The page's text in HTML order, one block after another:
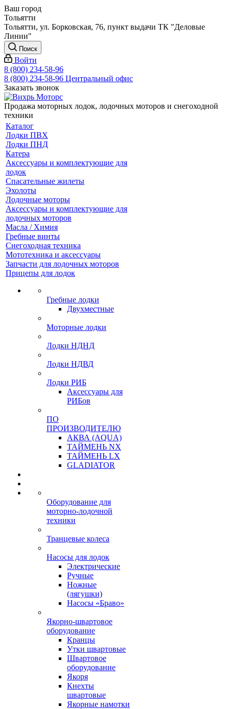
Ваш город
Тольятти
Тольятти, ул. Борковская, 76, пункт выдачи ТК "Деловые
Линии"
Поиск
Войти
8 (800) 234-58-96
8 (800) 234-58-96 Центральный офис
Заказать звонок
Продажа моторных лодок, лодочных моторов и снегоходной
техники
Каталог
Лодки ПВХ
Лодки ПНД
Катера
Аксессуары и комплектующие для
лодок
Спасательные жилеты
Эхолоты
Лодочные моторы
Аксессуары и комплектующие для
лодочных моторов
Масла / Химия
Гребные винты
Снегоходная техника
Мототехника и аксессуары
Запчасти для лодочных моторов
Прицепы для лодок
Гребные лодки
Двухместные
Моторные лодки
Лодки НДНД
Лодки НДВД
Лодки РИБ
Аксессуары для
РИБов
ПО
ПРОИЗВОДИТЕЛЮ
АКВА (AQUA)
ТАЙМЕНЬ NX
ТАЙМЕНЬ LX
GLADIATOR
Оборудование для
моторно-лодочной
техники
Транцевые колеса
Насосы для лодок
Электрические
Ручные
Ножные
(лягушки)
Насосы «Браво»
Якорно-швартовое
оборудование
Кранцы
Утки швартовые
Швартовое
оборудование
Якоря
Кнехты
швартовые
Якорные намотки